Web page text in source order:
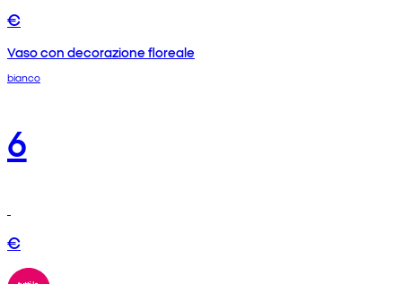
€
Vaso con decorazione floreale
bianco
6
€